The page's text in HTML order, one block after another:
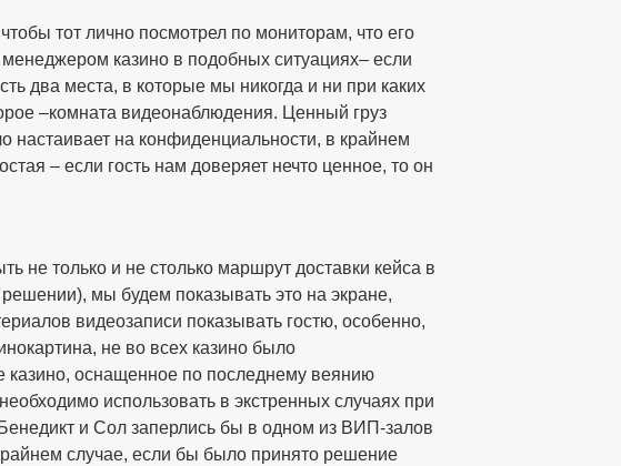
тот лично посмотрел по мониторам, что его
казино в подобных ситуациях– если
два места, в которые мы никогда и ни при каких
–комната видеонаблюдения. Ценный груз
настаивает на конфиденциальности, в крайнем
– если гость нам доверяет нечто ценное, то он
не только и не столько маршрут доставки кейса в
мы будем показывать это на экране,
видеозаписи показывать гостю, особенно,
не во всех казино было
казино, оснащенное по последнему веянию
использовать в экстренных случаях при
и Сол заперлись бы в одном из ВИП-залов
случае, если бы было принято решение